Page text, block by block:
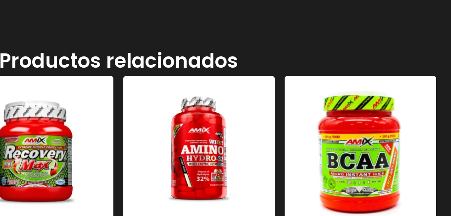
Productos relacionados